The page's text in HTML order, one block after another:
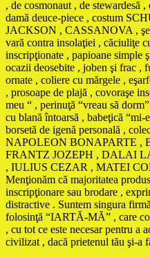
, de cosmonaut , de stewardesă
damă deuce-piece , costum
JACKSON , CASSANOVA ,
vară contra insolaţiei , căciuliţe
inscripţionate , papioane simple
ocazii deosebite , joben şi frac ,
ornate , coliere cu mărgele ,
, prosoape de plajă , covoraşe
meu “ , perinuţă “vreau să
cu blană întoarsă , babeţică “mi-
borsetă de igenă personală ,
NAPOLEON BONAPARTE ,
FRANTZ JOZEPH , DALAI
, IULIUS CEZAR , MATEI
Menţionăm că majoritatea
inscripţionare sau brodare ,
distractive . Suntem singura
folosinţă “IARTĂ-MĂ” , care
, cu tot ce este necesar pentru a
civilizat , dacă prietenul tău şi-a